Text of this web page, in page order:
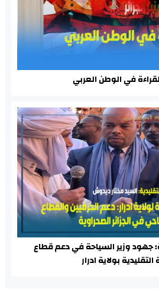
في الوطن العربي
جهود وزير السياحة في دعم قطاع
بولاية ادرار